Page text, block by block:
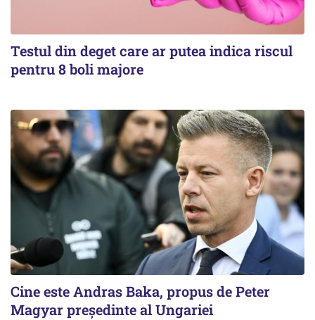
Testul din deget care ar putea indica riscul
pentru 8 boli majore
Cine este Andras Baka, propus de Peter
Magyar președinte al Ungariei